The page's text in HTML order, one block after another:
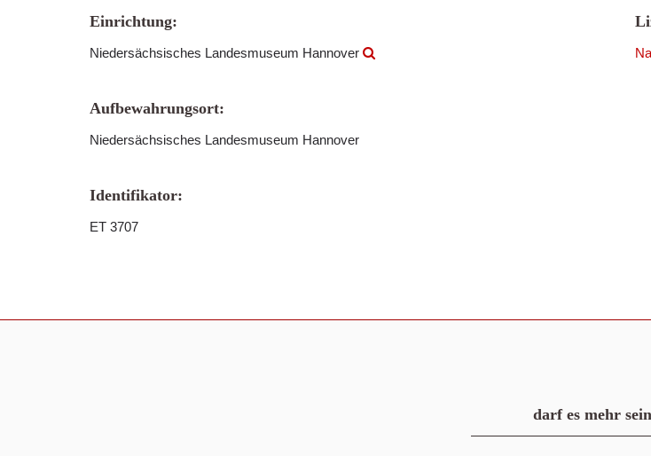
Einrichtung:
Niedersächsisches Landesmuseum Hannover
Aufbewahrungsort:
Niedersächsisches Landesmuseum Hannover
Identifikator:
ET 3707
darf es mehr